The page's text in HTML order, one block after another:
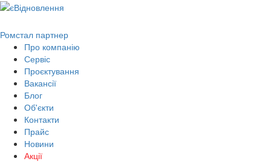
Ромстал партнер
Про компанію
Сервіс
Проєктування
Вакансії
Блог
Об'єкти
Контакти
Прайс
Новини
Акції